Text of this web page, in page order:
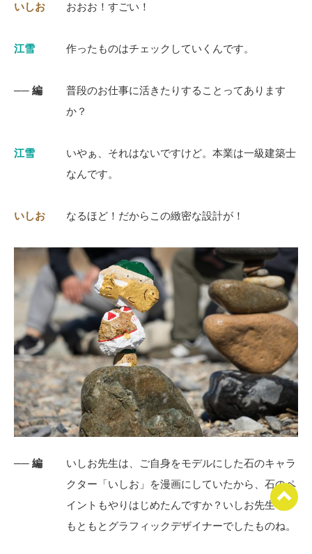
いしお おおお！すごい！
江雪 作ったものはチェックしていくんです。
── 編
普段のお仕事に活きたりすることってあります
か？
江雪
いやぁ、それはないですけど。本業は一級建築士
なんです。
いしお なるほど！だからこの緻密な設計が！
── 編
いしお先生は、ご自身をモデルにした石のキャラ
クター「いしお」を漫画にしていたから、石のペ
イントもやりはじめたんですか？いしお先生も、
もともとグラフィックデザイナーでしたものね。